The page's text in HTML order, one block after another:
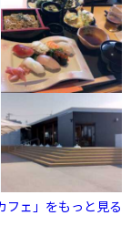
フェ」をもっと見る